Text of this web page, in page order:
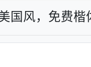
国风，免费楷